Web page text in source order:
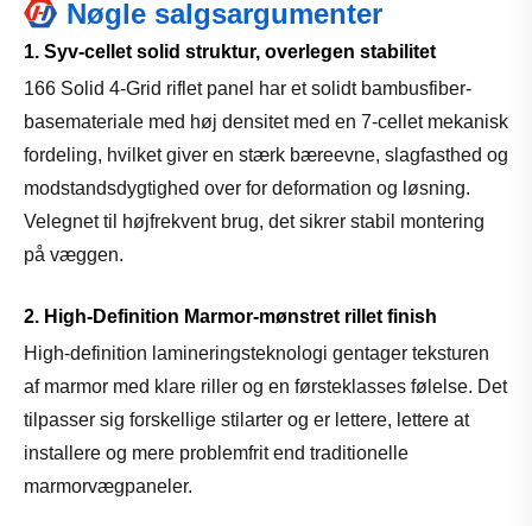
Nøgle salgsargumenter
1. Syv-cellet solid struktur, overlegen stabilitet
166 Solid 4-Grid riflet panel har et solidt bambusfiber-
basemateriale med høj densitet med en 7-cellet mekanisk
fordeling, hvilket giver en stærk bæreevne, slagfasthed og
modstandsdygtighed over for deformation og løsning.
Velegnet til højfrekvent brug, det sikrer stabil montering
på væggen.
2. High-Definition Marmor-mønstret rillet finish
High-definition lamineringsteknologi gentager teksturen
af ​​marmor med klare riller og en førsteklasses følelse. Det
tilpasser sig forskellige stilarter og er lettere, lettere at
installere og mere problemfrit end traditionelle
marmorvægpaneler.